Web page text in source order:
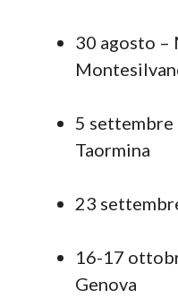
30 agosto –
5 settembre
Taormina
23
16-17
Genova